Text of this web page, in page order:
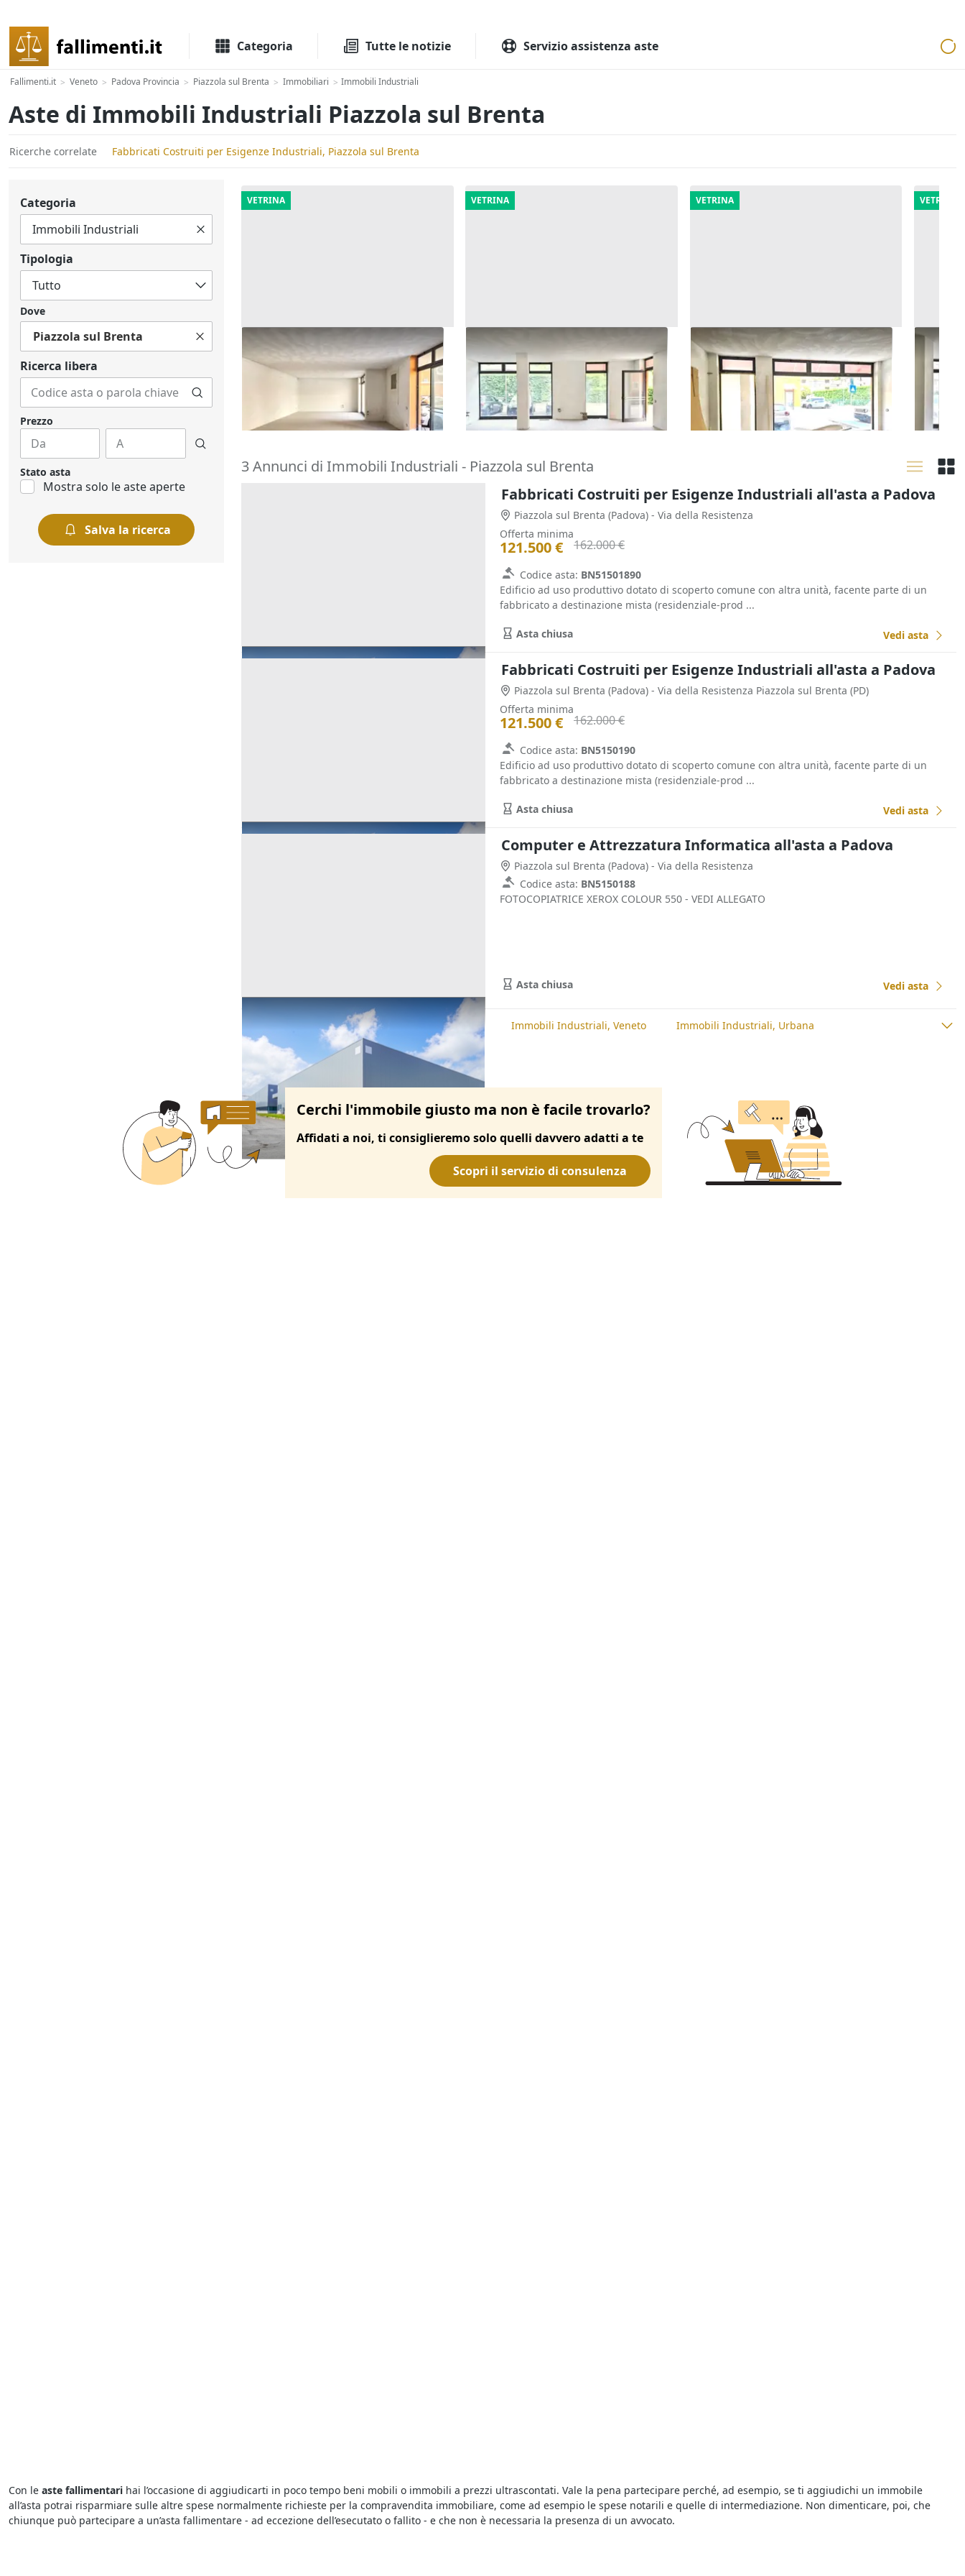
Categoria Tutte le notizie Servizio assistenza aste
Fallimenti.it > Veneto > Padova Provincia > Piazzola sul Brenta > Immobiliari > Immobili Industriali
Aste di Immobili Industriali Piazzola sul Brenta
Ricerche correlate Fabbricati Costruiti per Esigenze Industriali, Piazzola sul Brenta
Categoria
Tipologia
Dove
Piazzola sul Brenta
Ricerca libera
Prezzo
Stato asta
Mostra solo le aste aperte
Salva la ricerca
VETRINA
Asta Negozio (sub 275) in edificio
polifunzionale
53.372 €
16/09/2026
VETRINA
Asta Negozio (sub 207) in edificio
polifunzionale
Chiampo (Vicenza)
52.098 €
16/09/2026
VETRINA
Asta Negozio (sub 249) in edificio
polifunzionale
Chiampo (Vicenza)
26.687 €
16/09/2026
VETRINA
Asta
16/
3 Annunci di Immobili Industriali - Piazzola sul Brenta
Fabbricati Costruiti per Esigenze Industriali all'asta a Padova
Piazzola sul Brenta (Padova) - Via della Resistenza
Offerta minima
121.500 € 162.000 €
Codice asta: BN51501890
Edificio ad uso produttivo dotato di scoperto comune con altra unità, facente parte di un
fabbricato a destinazione mista (residenziale-prod ...
Asta chiusa Vedi asta
Fabbricati Costruiti per Esigenze Industriali all'asta a Padova
Piazzola sul Brenta (Padova) - Via della Resistenza Piazzola sul Brenta (PD)
Offerta minima
121.500 € 162.000 €
Codice asta: BN5150190
Edificio ad uso produttivo dotato di scoperto comune con altra unità, facente parte di un
fabbricato a destinazione mista (residenziale-prod ...
Asta chiusa Vedi asta
Computer e Attrezzatura Informatica all'asta a Padova
Piazzola sul Brenta (Padova) - Via della Resistenza
Codice asta: BN5150188
FOTOCOPIATRICE XEROX COLOUR 550 - VEDI ALLEGATO
Asta chiusa Vedi asta
Ricerche correlate Immobili Industriali, Padova Immobili Industriali, Veneto Immobili Industriali, Urbana
Cerchi l'immobile giusto ma non è facile trovarlo?
Affidati a noi, ti consiglieremo solo quelli davvero adatti a te
Scopri il servizio di consulenza
Con le aste fallimentari hai l’occasione di aggiudicarti in poco tempo beni mobili o immobili a prezzi ultrascontati. Vale la pena partecipare perché, ad esempio, se ti aggiudichi un immobile
all’asta potrai risparmiare sulle altre spese normalmente richieste per la compravendita immobiliare, come ad esempio le spese notarili e quelle di intermediazione. Non dimenticare, poi, che
chiunque può partecipare a un’asta fallimentare - ad eccezione dell’esecutato o fallito - e che non è necessaria la presenza di un avvocato.